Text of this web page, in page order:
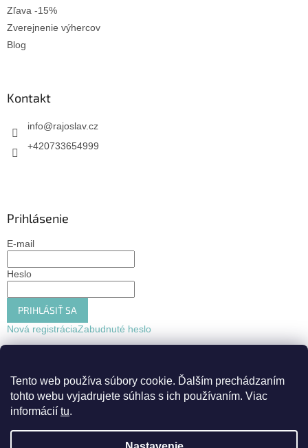
Tento web používa súbory cookie. Ďalším prechádzaním
tohto webu vyjadrujete súhlas s ich používaním. Viac
informácií tu.
Zľava -15%
Zverejnenie výhercov
Blog
Kontakt
info@rajoslav.cz
+420733654999
Prihlásenie
E-mail
Heslo
PRIHLÁSIŤ SA
Nová registráciaZabudnuté heslo